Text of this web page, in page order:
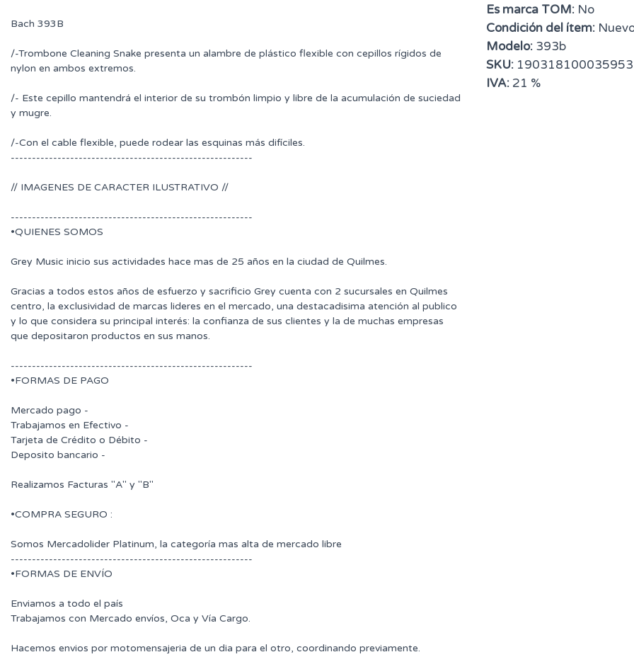
Bach 393B
/-Trombone Cleaning Snake presenta un alambre de plástico flexible con cepillos rígidos de
nylon en ambos extremos.
/- Este cepillo mantendrá el interior de su trombón limpio y libre de la acumulación de suciedad
y mugre.
/-Con el cable flexible, puede rodear las esquinas más difíciles.
---------------------------------------------------------
// IMAGENES DE CARACTER ILUSTRATIVO //
---------------------------------------------------------
•QUIENES SOMOS
Grey Music inicio sus actividades hace mas de 25 años en la ciudad de Quilmes.
Gracias a todos estos años de esfuerzo y sacrificio Grey cuenta con 2 sucursales en Quilmes
centro, la exclusividad de marcas lideres en el mercado, una destacadisima atención al publico
y lo que considera su principal interés: la confianza de sus clientes y la de muchas empresas
que depositaron productos en sus manos.
---------------------------------------------------------
•FORMAS DE PAGO
Mercado pago -
Trabajamos en Efectivo -
Tarjeta de Crédito o Débito -
Deposito bancario -
Realizamos Facturas "A" y "B"
•COMPRA SEGURO :
Somos Mercadolider Platinum, la categoría mas alta de mercado libre
---------------------------------------------------------
•FORMAS DE ENVÍO
Enviamos a todo el país
Trabajamos con Mercado envíos, Oca y Vía Cargo.
Hacemos envios por motomensajeria de un dia para el otro, coordinando previamente.
Es marca TOM: No
Condición del ítem:
Modelo: 393b
SKU:
IVA: 21 %